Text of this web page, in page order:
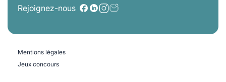
Rejoignez-nous
Mentions légales
Jeux concours